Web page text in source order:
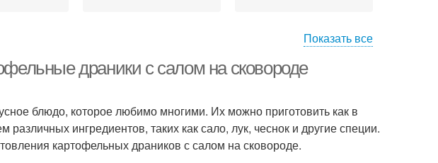
драники
пару Драники с сыром Драники в духовке
Показать все
драники с салом на сковороде
блюдо, которое любимо многими. Их можно приготовить как в
различных ингредиентов, таких как сало, лук, чеснок и другие специи.
картофельных драников с салом на сковороде.